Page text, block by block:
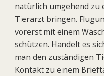
natürlich umgehend zu
Tierarzt bringen.
vorerst mit einem
schützen. Handelt es
man den zuständigen
Kontakt zu einem